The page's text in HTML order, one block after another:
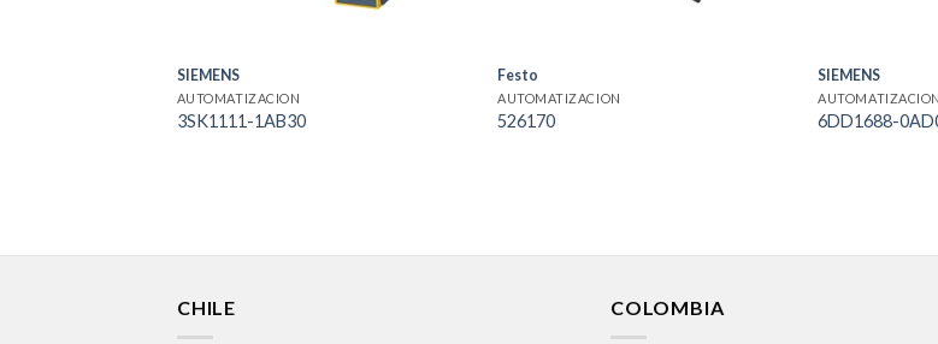
SIEMENS
AUTOMATIZACION
3SK1111-1AB30
Festo
AUTOMATIZACION
526170
SIEMENS
AUTOMATIZACION
6DD1688-
CHILE COLOMBIA